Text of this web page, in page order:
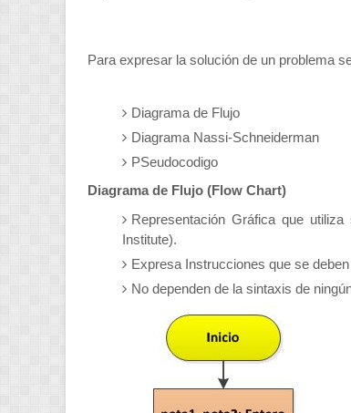
Para expresar la solución de un problema
Diagrama de Flujo
Diagrama Nassi-Schneiderman
PSeudocodigo
Diagrama de Flujo (Flow Chart)
Representación Gráfica que
Institute).
Expresa Instrucciones que se
No dependen de la sintaxis de